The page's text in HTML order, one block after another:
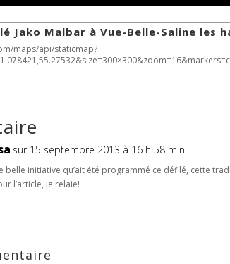
Jako Malbar à Vue-Belle-Saline les
maps/api/staticmap?
sur 15 septembre 2013 à 16 h 58 min
belle initiative qu’ait été programmé ce défilé, cette
l’article, je relaie!